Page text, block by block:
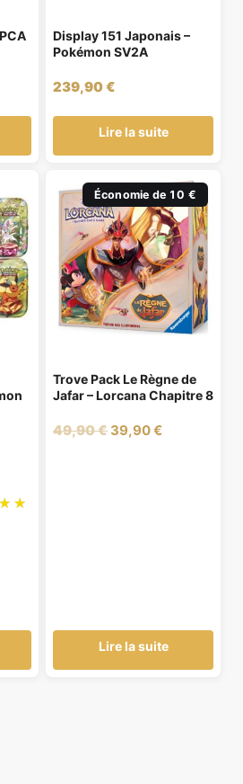
Display 151 Japonais –
Pokémon SV2A
239,90€
Lire la suite
Économie de 10 €
Trove Pack Le Règne de
Jafar – Lorcana Chapitre 8
49,90€ Le
39,90€Le
Lire la suite